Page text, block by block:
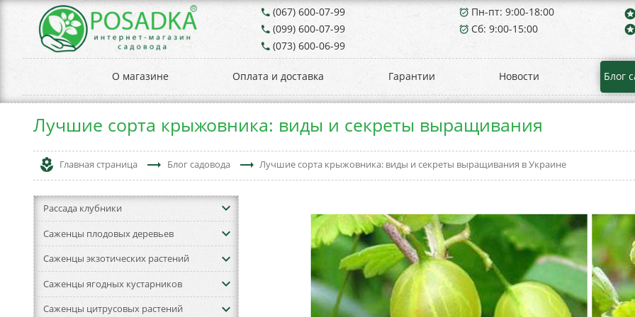
phone (067) 600-07-99
phone (099) 600-07-99
phone (073) 600-06-99
alarm_on Пн-пт: 9:00-18:00
alarm_on Сб: 9:00-15:00
О магазине Оплата и доставка Гарантии Новости Блог
Лучшие сорта крыжовника: виды и секреты выращивания
local_florist Главная страница trending_flat Блог садовода trending_flat Лучшие сорта крыжовника: виды и секреты выращивания в Украине
Рассада клубники keyboard_arrow_down
Саженцы плодовых деревьев keyboard_arrow_down
Саженцы экзотических растений keyboard_arrow_down
Саженцы ягодных кустарников keyboard_arrow_down
Саженцы цитрусовых растений keyboard_arrow_down